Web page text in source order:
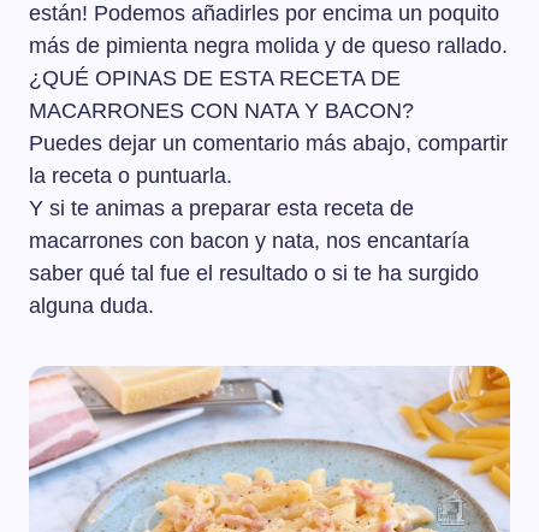
están! Podemos añadirles por encima un poquito
más de pimienta negra molida y de queso rallado.
¿QUÉ OPINAS DE ESTA RECETA DE
MACARRONES CON NATA Y BACON?
Puedes dejar un comentario más abajo, compartir
la receta o puntuarla.
Y si te animas a preparar esta receta de
macarrones con bacon y nata, nos encantaría
saber qué tal fue el resultado o si te ha surgido
alguna duda.